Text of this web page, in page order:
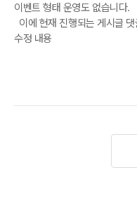
이벤트 형태 운영도 없습니다.
이에 현재 진행되는 게시글
수정 내용